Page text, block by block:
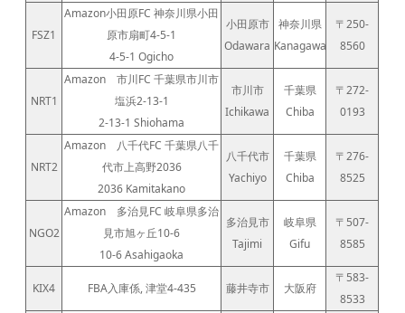
FSZ1
Amazon小田原FC 神奈川県小田
原市扇町4-5-1
4-5-1 Ogicho
小田原市
Odawara
神奈川県
Kanagawa
〒250-
8560
NRT1
Amazon 市川FC 千葉県市川市
塩浜2-13-1
2-13-1 Shiohama
市川市
Ichikawa
千葉県
Chiba
〒272-
0193
NRT2
Amazon 八千代FC 千葉県八千
代市上高野2036
2036 Kamitakano
八千代市
Yachiyo
千葉県
Chiba
〒276-
8525
NGO2
Amazon 多治見FC 岐阜県多治
見市旭ヶ丘10-6
10-6 Asahigaoka
多治見市
Tajimi
岐阜県
Gifu
〒507-
8585
KIX4 FBA入庫係, 津堂4-435 藤井寺市 大阪府
〒583-
8533